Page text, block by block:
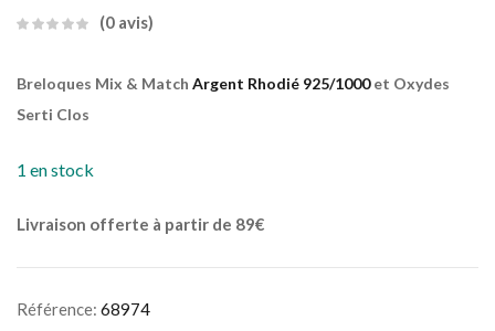
0 avis
Breloques Mix & Match Argent Rhodié 925/1000et Oxydes
Serti Clos
1 en stock
Livraison offerte à partir de 89€
Référence: 68974